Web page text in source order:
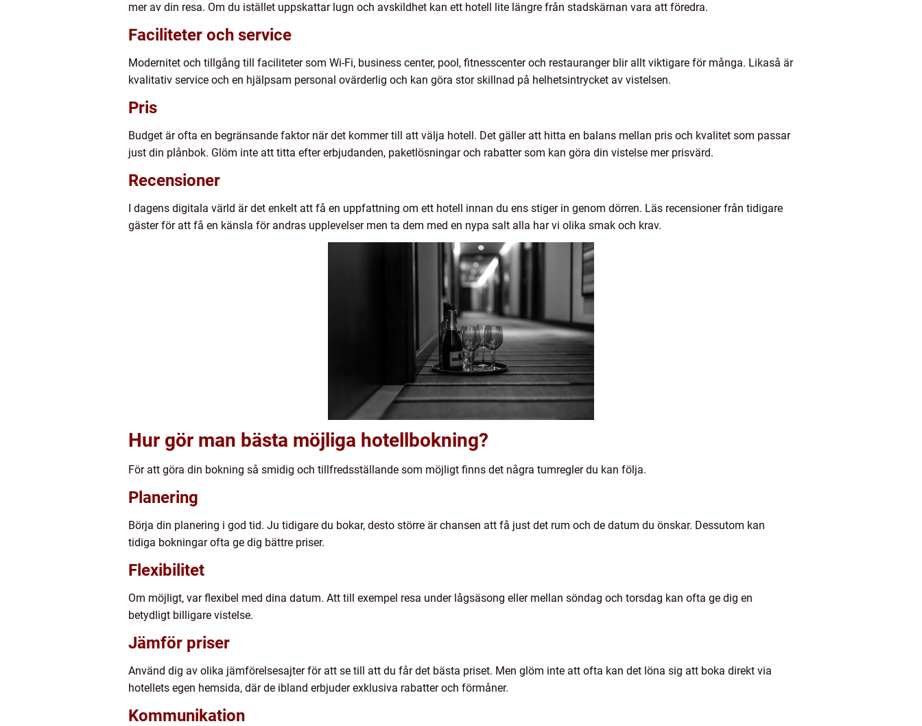
mer av din resa. Om du istället uppskattar lugn och avskildhet kan ett hotell lite längre från stadskärnan vara att föredra.
Faciliteter och service
Modernitet och tillgång till faciliteter som Wi-Fi, business center, pool, fitnesscenter och restauranger blir allt viktigare för många. Likaså är
kvalitativ service och en hjälpsam personal ovärderlig och kan göra stor skillnad på helhetsintrycket av vistelsen.
Pris
Budget är ofta en begränsande faktor när det kommer till att välja hotell. Det gäller att hitta en balans mellan pris och kvalitet som passar
just din plånbok. Glöm inte att titta efter erbjudanden, paketlösningar och rabatter som kan göra din vistelse mer prisvärd.
Recensioner
I dagens digitala värld är det enkelt att få en uppfattning om ett hotell innan du ens stiger in genom dörren. Läs recensioner från tidigare
gäster för att få en känsla för andras upplevelser men ta dem med en nypa salt alla har vi olika smak och krav.
Hur gör man bästa möjliga hotellbokning?
För att göra din bokning så smidig och tillfredsställande som möjligt finns det några tumregler du kan följa.
Planering
Börja din planering i god tid. Ju tidigare du bokar, desto större är chansen att få just det rum och de datum du önskar. Dessutom kan
tidiga bokningar ofta ge dig bättre priser.
Flexibilitet
Om möjligt, var flexibel med dina datum. Att till exempel resa under lågsäsong eller mellan söndag och torsdag kan ofta ge dig en
betydligt billigare vistelse.
Jämför priser
Använd dig av olika jämförelsesajter för att se till att du får det bästa priset. Men glöm inte att ofta kan det löna sig att boka direkt via
hotellets egen hemsida, där de ibland erbjuder exklusiva rabatter och förmåner.
Kommunikation